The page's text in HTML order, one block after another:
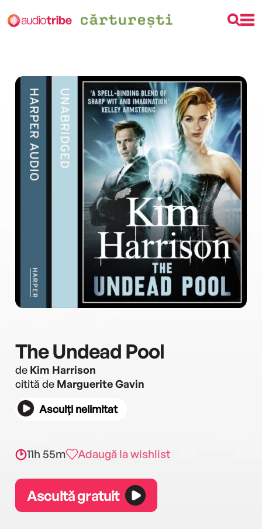
The Undead Pool
de Kim Harrison
citită de Marguerite Gavin
Asculți nelimitat
11h 55m Adaugă la wishlist
Ascultă gratuit